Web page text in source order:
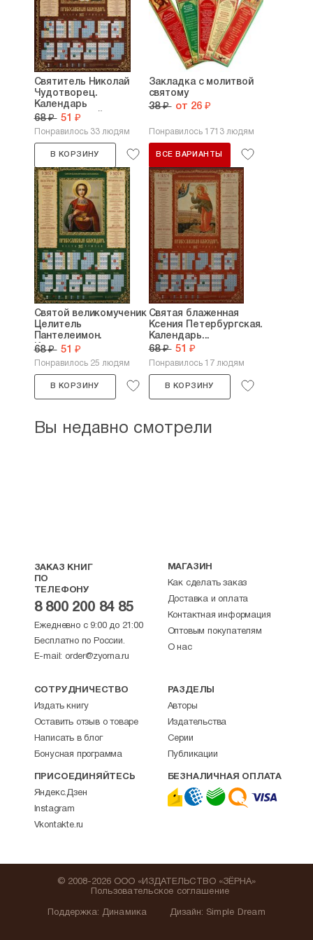
Святитель Николай
Чудотворец.
Календарь
православный...
68 ₽ 51 ₽
Понравилось 33 людям
В КОРЗИНУ
Закладка с молитвой
святому
38 ₽ от 26 ₽
Понравилось 1713 людям
ВСЕ ВАРИАНТЫ
Святой великомученик
Целитель
Пантелеимон.
Календарь...
68 ₽ 51 ₽
Понравилось 25 людям
В КОРЗИНУ
Святая блаженная
Ксения Петербургская.
Календарь...
68 ₽ 51 ₽
Понравилось 17 людям
В КОРЗИНУ
Вы недавно смотрели
ЗАКАЗ КНИГ
ПО
ТЕЛЕФОНУ
8 800 200 84 85
Ежедневно с 9:00 до 21:00
Бесплатно по России.
E-mail: order@zyorna.ru
МАГАЗИН
Как сделать заказ
Доставка и оплата
Контактная информация
Оптовым покупателям
О нас
СОТРУДНИЧЕСТВО
Издать книгу
Оставить отзыв о товаре
Написать в блог
Бонусная программа
РАЗДЕЛЫ
Авторы
Издательства
Серии
Публикации
ПРИСОЕДИНЯЙТЕСЬ
Яндекс.Дзен
Instagram
Vkontakte.ru
БЕЗНАЛИЧНАЯ ОПЛАТА
Поддержка: Динамика
© 2008-2026 ООО «ИЗДАТЕЛЬСТВО «ЗЁРНА»
Пользовательское соглашение
Дизайн: Simple Dream